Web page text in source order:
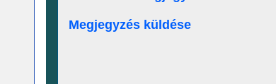
Megjegyzés küldése